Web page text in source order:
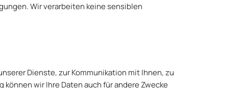
Wir verarbeiten keine sensiblen
Dienste, zur Kommunikation mit Ihnen, zu
wir Ihre Daten auch für andere Zwecke